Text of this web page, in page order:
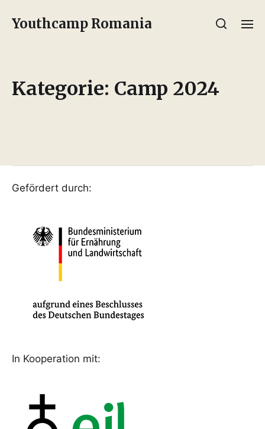
Youthcamp Romania
Kategorie: Camp 2024
Gefördert durch:
In Kooperation mit: